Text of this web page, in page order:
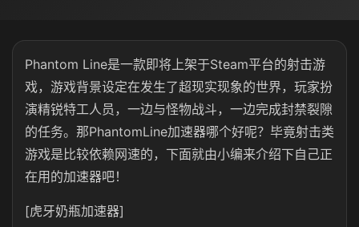
Phantom Line是一款即将上架于Steam平台的射击游
戏，游戏背景设定在发生了超现实现象的世界，玩家扮
演精锐特工人员，一边与怪物战斗，一边完成封禁裂隙
的任务。那PhantomLine加速器哪个好呢？毕竟射击类
游戏是比较依赖网速的，下面就由小编来介绍下自己正
在用的加速器吧！
[虎牙奶瓶加速器]